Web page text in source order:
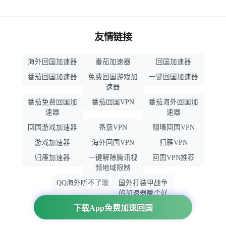
下载App免费加速回国
友情链接
海外回国加速器 番茄加速器
回国加速器
番茄回国加速器
免费回国游戏加
速器
一键回国加速器
番茄免费回国加
速器
番茄回国VPN
番茄海外回国加
速器
回国游戏加速器
番茄VPN
翻墙回国VPN
游戏加速器
海外回国VPN
归雁VPN
归雁加速器
一键解除腾讯视
频地域限制
回国VPN推荐
QQ海外听不了歌
国外打装甲战争
的加速器哪个好
用